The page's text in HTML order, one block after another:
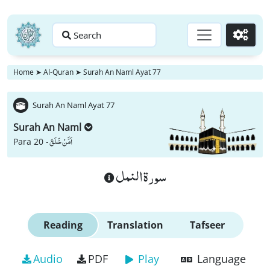
Search Go
Home ➤ Al-Quran ➤ Surah An Naml Ayat 77
Surah An Naml Ayat 77
Surah An Naml
Para 20 -اَمَّنْ خَلَقَ
سورة النمل
Reading Translation Tafseer
Audio PDF Play Language